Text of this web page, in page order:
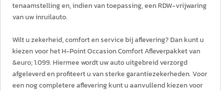
tenaamstelling en, indien van toepassing, een RDW-vrijwaring
van uw inruilauto.
Wilt u zekerheid, comfort en service bij aflevering? Dan kunt u
kiezen voor het H-Point Occasion Comfort Afleverpakket van
&euro; 1.099. Hiermee wordt uw auto uitgebreid verzorgd
afgeleverd en profiteert u van sterke garantiezekerheden. Voor
een nog completere aflevering kunt u aanvullend kiezen voor